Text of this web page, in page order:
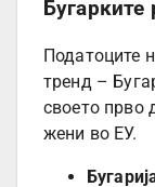
Бугарките
Податоците
тренд –
своето прво
жени во ЕУ.